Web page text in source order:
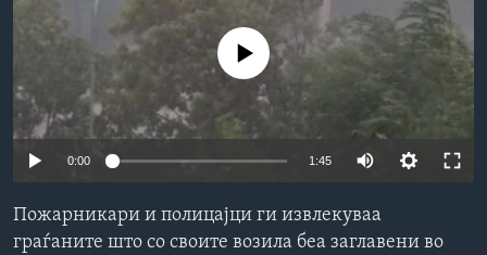
ИНТЕРВЈУА
Јазици
No media source currently available
0:00 1:45
Пожарникари и полицајци ги извлекуваа
граѓаните што со своите возила беа заглавени во